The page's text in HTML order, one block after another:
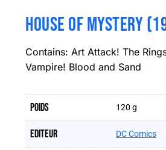
HOUSE OF MYSTERY
Contains: Art Attack! The
Vampire! Blood and Sand
Poids 120 g
Editeur DC Comics